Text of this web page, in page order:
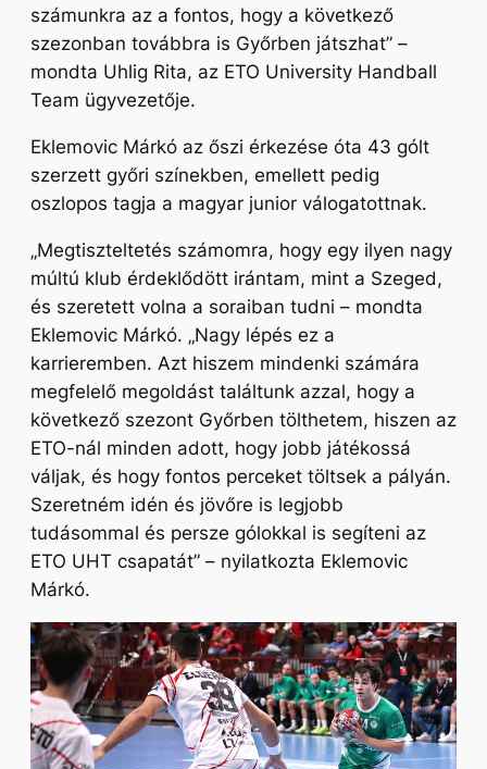
számunkra az a fontos, hogy a következő
szezonban továbbra is Győrben játszhat” –
mondta Uhlig Rita, az ETO University Handball
Team ügyvezetője.
Eklemovic Márkó az őszi érkezése óta 43 gólt
szerzett győri színekben, emellett pedig
oszlopos tagja a magyar junior válogatottnak.
„Megtiszteltetés számomra, hogy egy ilyen nagy
múltú klub érdeklődött irántam, mint a Szeged,
és szeretett volna a soraiban tudni – mondta
Eklemovic Márkó. „Nagy lépés ez a
karrieremben. Azt hiszem mindenki számára
megfelelő megoldást találtunk azzal, hogy a
következő szezont Győrben tölthetem, hiszen az
ETO-nál minden adott, hogy jobb játékossá
váljak, és hogy fontos perceket töltsek a pályán.
Szeretném idén és jövőre is legjobb
tudásommal és persze gólokkal is segíteni az
ETO UHT csapatát” – nyilatkozta Eklemovic
Márkó.